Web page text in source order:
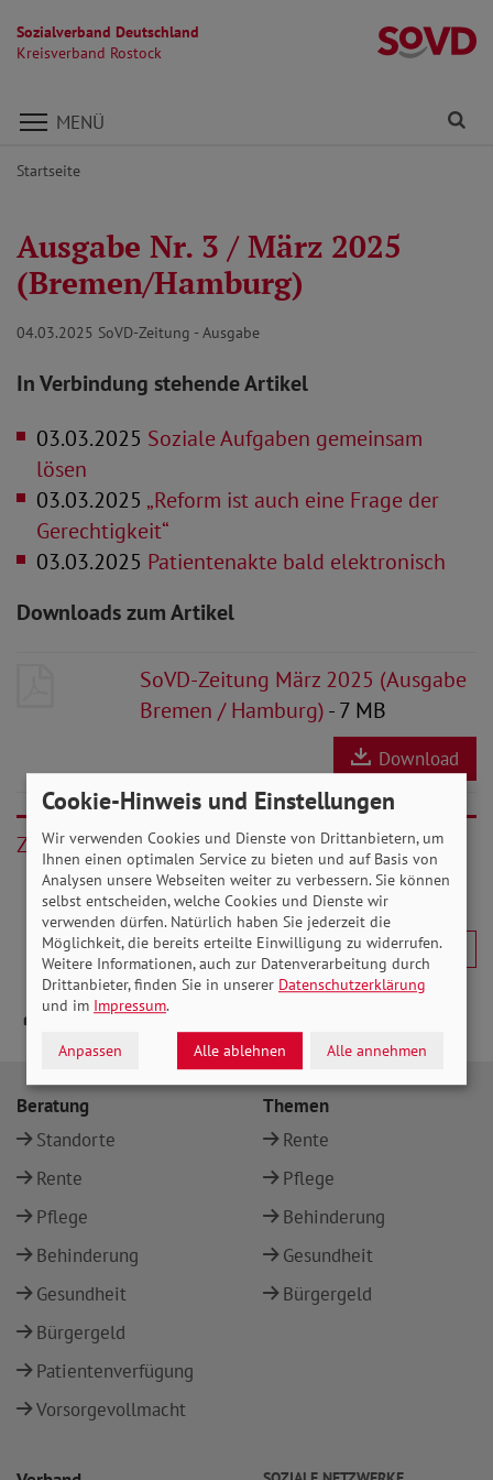
Sozialverband Deutschland
Kreisverband Rostock
Direkt zu den Inhalten springen
MENÜ
Startseite
Ausgabe Nr. 3 / März 2025
(Bremen/Hamburg)
04.03.2025 SoVD-Zeitung - Ausgabe
In Verbindung stehende Artikel
03.03.2025 Soziale Aufgaben gemeinsam
lösen
03.03.2025 „Reform ist auch eine Frage der
Gerechtigkeit“
03.03.2025 Patientenakte bald elektronisch
Downloads zum Artikel
SoVD-Zeitung März 2025 (Ausgabe
Bremen / Hamburg)- 7 MB
Download
Zurück
Beratung
Standorte
Rente
Pflege
Behinderung
Gesundheit
Bürgergeld
Patientenverfügung
Vorsorgevollmacht
Themen
Rente
Pflege
Behinderung
Gesundheit
Bürgergeld
Cookie-Hinweis und Einstellungen
Wir verwenden Cookies und Dienste von Drittanbietern, um
Ihnen einen optimalen Service zu bieten und auf Basis von
Analysen unsere Webseiten weiter zu verbessern. Sie können
selbst entscheiden, welche Cookies und Dienste wir
verwenden dürfen. Natürlich haben Sie jederzeit die
Möglichkeit, die bereits erteilte Einwilligung zu widerrufen.
Weitere Informationen, auch zur Datenverarbeitung durch
Drittanbieter, finden Sie in unserer Datenschutzerklärung
und im Impressum.
Anpassen Alle ablehnen Alle annehmen